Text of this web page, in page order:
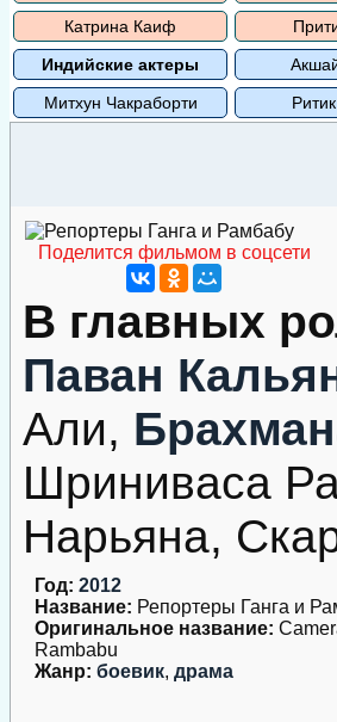
Катрина Каиф
Индийские актеры
Митхун Чакраборти
Поделится фильмом в соцсети
В главных
Паван
Али,
Шриниваса
Нарьяна,
Год: 2012
Название: Репортеры Ганга и
Оригинальное название:
Rambabu
Жанр: боевик, драма